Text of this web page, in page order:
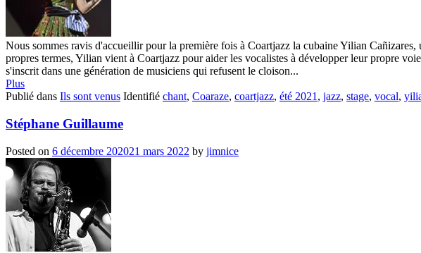
Nous sommes ravis d'accueillir pour la première fois à Coartjazz la cubaine Yilian
propres termes, Yilian vient à Coartjazz pour aider les vocalistes à développer leur propre
s'inscrit dans une génération de musiciens qui refusent le cloison...
Plus
Publié dans Ils sont venus Identifié chant, Coaraze, coartjazz, été 2021, jazz, stage, vocal,
Stéphane Guillaume
Posted on 6 décembre 202021 mars 2022 by jimnice